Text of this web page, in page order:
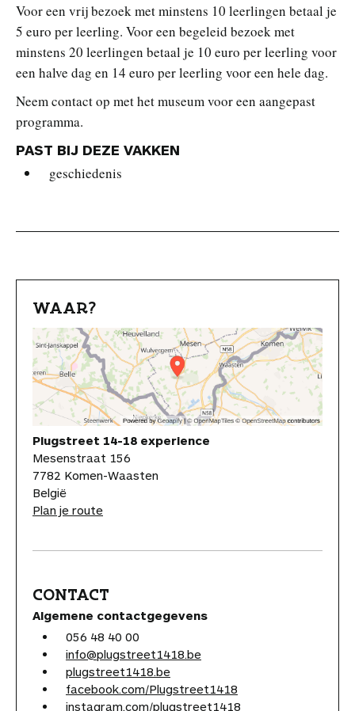
Voor een vrij bezoek met minstens 10 leerlingen betaal je
5 euro per leerling. Voor een begeleid bezoek met
minstens 20 leerlingen betaal je 10 euro per leerling voor
een halve dag en 14 euro per leerling voor een hele dag.
Neem contact op met het museum voor een aangepast
programma.
PAST BIJ DEZE VAKKEN
geschiedenis
WAAR?
Plugstreet 14-18 experience
Mesenstraat 156
7782 Komen-Waasten
België
Plan je route
CONTACT
Algemene contactgegevens
056 48 40 00
info@plugstreet1418.be
plugstreet1418.be
facebook.com/Plugstreet1418
instagram.com/plugstreet1418